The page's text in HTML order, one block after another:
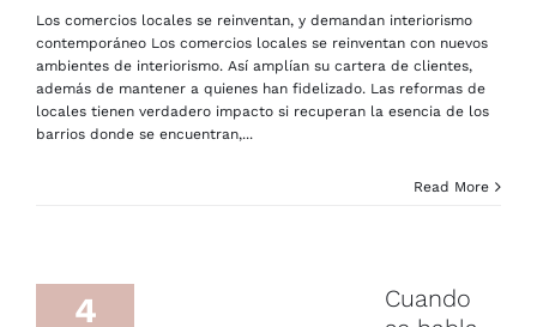
Los comercios locales se reinventan, y demandan interiorismo
contemporáneo Los comercios locales se reinventan con nuevos
ambientes de interiorismo. Así amplían su cartera de clientes,
además de mantener a quienes han fidelizado. Las reformas de
locales tienen verdadero impacto si recuperan la esencia de los
barrios donde se encuentran,...
Read More
4
Cuando